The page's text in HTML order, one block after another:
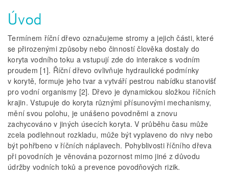
Úvod
Termínem říční dřevo označujeme stromy a jejich části, které
se přirozenými způsoby nebo činností člověka dostaly do
koryta vodního toku a vstupují zde do interakce s vodním
proudem [1]. Říční dřevo ovlivňuje hydraulické podmínky
v korytě, formuje jeho tvar a vytváří pestrou nabídku stanovišť
pro vodní organismy [2]. Dřevo je dynamickou složkou říčních
krajin. Vstupuje do koryta různými přísunovými mechanismy,
mění svou polohu, je unášeno povodněmi a znovu
zachycováno v jiných úsecích koryta. V průběhu času může
zcela podlehnout rozkladu, může být vyplaveno do nivy nebo
být pohřbeno v říčních náplavech. Pohyblivosti říčního dřeva
při povodních je věnována pozornost mimo jiné z důvodu
údržby vodních toků a prevence povodňových rizik.